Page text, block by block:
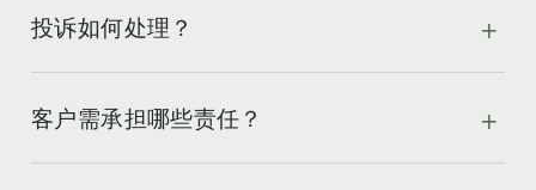
投诉如何处理？
客户需承担哪些责任？